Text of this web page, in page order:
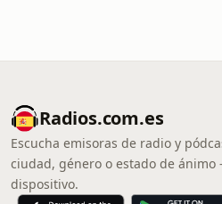
Radios.com.es
Escucha emisoras de radio y
ciudad, género o estado de
dispositivo.